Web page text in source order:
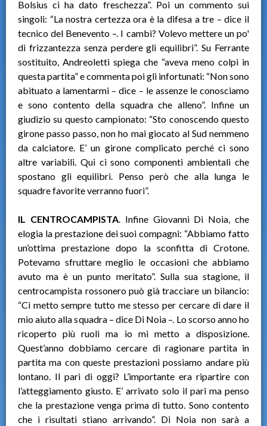
Bolsius ci ha dato freschezza”. Poi un commento sui
singoli: “La nostra certezza ora è la difesa a tre – dice il
tecnico del Benevento –. I cambi? Volevo mettere un po'
di frizzantezza senza perdere gli equilibri”. Su Ferrante
sostituito, Andreoletti spiega che “aveva meno colpi in
questa partita” e commenta poi gli infortunati: “Non sono
abituato a lamentarmi – dice – le assenze le conosciamo
e sono contento della squadra che alleno”. Infine un
giudizio su questo campionato: “Sto conoscendo questo
girone passo passo, non ho mai giocato al Sud nemmeno
da calciatore. E’ un girone complicato perché ci sono
altre variabili. Qui ci sono componenti ambientali che
spostano gli equilibri. Penso però che alla lunga le
squadre favorite verranno fuori”.
IL CENTROCAMPISTA. Infine Giovanni Di Noia, che
elogia la prestazione dei suoi compagni: “Abbiamo fatto
un’ottima prestazione dopo la sconfitta di Crotone.
Potevamo sfruttare meglio le occasioni che abbiamo
avuto ma è un punto meritato”. Sulla sua stagione, il
centrocampista rossonero può già tracciare un bilancio:
“Ci metto sempre tutto me stesso per cercare di dare il
mio aiuto alla squadra – dice Di Noia –. Lo scorso anno ho
ricoperto più ruoli ma io mi metto a disposizione.
Quest’anno dobbiamo cercare di ragionare partita in
partita ma con queste prestazioni possiamo andare più
lontano. Il pari di oggi? L’importante era ripartire con
l’atteggiamento giusto. E’ arrivato solo il pari ma penso
che la prestazione venga prima di tutto. Sono contento
che i risultati stiano arrivando”. Di Noia non sarà a